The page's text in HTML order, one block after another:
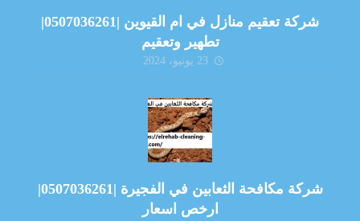
شركة تعقيم منازل في ام القيوين |0507036261|
تطهير وتعقيم
23 يونيو، 2024
شركة مكافحة الثعابين في الفجيرة |0507036261|
ارخص اسعار